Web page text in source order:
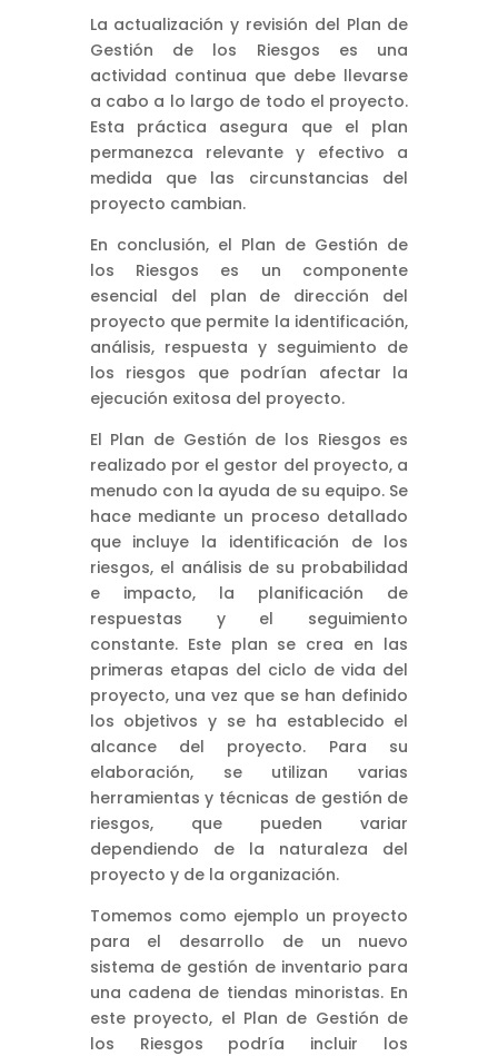
La actualización y revisión del Plan de
Gestión de los Riesgos es una
actividad continua que debe llevarse
a cabo a lo largo de todo el proyecto.
Esta práctica asegura que el plan
permanezca relevante y efectivo a
medida que las circunstancias del
proyecto cambian.
En conclusión, el Plan de Gestión de
los Riesgos es un componente
esencial del plan de dirección del
proyecto que permite la identificación,
análisis, respuesta y seguimiento de
los riesgos que podrían afectar la
ejecución exitosa del proyecto.
El Plan de Gestión de los Riesgos es
realizado por el gestor del proyecto, a
menudo con la ayuda de su equipo. Se
hace mediante un proceso detallado
que incluye la identificación de los
riesgos, el análisis de su probabilidad
e impacto, la planificación de
respuestas y el seguimiento
constante. Este plan se crea en las
primeras etapas del ciclo de vida del
proyecto, una vez que se han definido
los objetivos y se ha establecido el
alcance del proyecto. Para su
elaboración, se utilizan varias
herramientas y técnicas de gestión de
riesgos, que pueden variar
dependiendo de la naturaleza del
proyecto y de la organización.
Tomemos como ejemplo un proyecto
para el desarrollo de un nuevo
sistema de gestión de inventario para
una cadena de tiendas minoristas. En
este proyecto, el Plan de Gestión de
los Riesgos podría incluir los